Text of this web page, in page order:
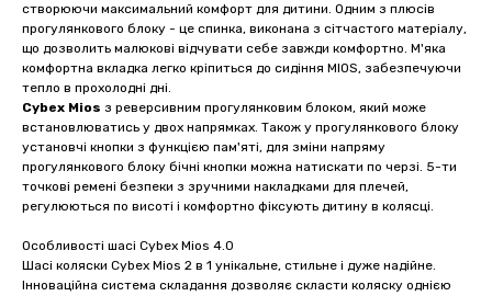
створюючи максимальний комфорт для дитини. Одним з плюсів
прогулянкового блоку - це спинка, виконана з сітчастого матеріалу,
що дозволить малюкові відчувати себе завжди комфортно. М'яка
комфортна вкладка легко кріпиться до сидіння MIOS, забезпечуючи
тепло в прохолодні дні.
Cybex Mios з реверсивним прогулянковим блоком, який може
встановлюватись у двох напрямках. Також у прогулянкового блоку
установчі кнопки з функцією пам'яті, для зміни напряму
прогулянкового блоку бічні кнопки можна натискати по черзі. 5-ти
точкові ремені безпеки з зручними накладками для плечей,
регулюються по висоті і комфортно фіксують дитину в колясці.
Особливості шасі Cybex Mios 4.0
Шасі коляски Cybex Mios 2 в 1 унікальне, стильне і дуже надійне.
Інноваційна система складання дозволяє скласти коляску однією